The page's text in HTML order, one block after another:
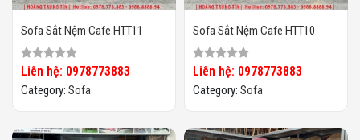
Sofa Sắt Nệm Cafe HTT11
Liên hệ: 0978773883
Category: Sofa
Sofa Sắt Nệm Cafe HTT10
Liên hệ: 0978773883
Category: Sofa